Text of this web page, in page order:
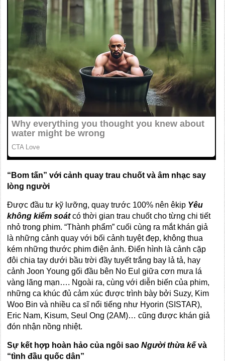
“Bom tấn” với cảnh quay trau chuốt và âm nhạc say
lòng người
Được đầu tư kỹ lưỡng, quay trước 100% nên êkip Yêu
không kiểm soátcó thời gian trau chuốt cho từng chi tiết
nhỏ trong phim. “Thành phẩm” cuối cùng ra mắt khán giả
là những cảnh quay với bối cảnh tuyệt đẹp, không thua
kém những thước phim điện ảnh. Điển hình là cảnh cặp
đôi chia tay dưới bầu trời đầy tuyết trắng bay lả tả, hay
cảnh Joon Young gối đầu bên No Eul giữa cơn mưa lá
vàng lãng mạn…. Ngoài ra, cùng với diễn biến của phim,
những ca khúc đủ cảm xúc được trình bày bởi Suzy, Kim
Woo Bin và nhiều ca sĩ nổi tiếng như Hyorin (SISTAR),
Eric Nam, Kisum, Seul Ong (2AM)… cũng được khán giả
đón nhận nồng nhiệt.
Sự kết hợp hoàn hảo của ngôi saoNgười thừa kếvà
“tình đầu quốc dân”